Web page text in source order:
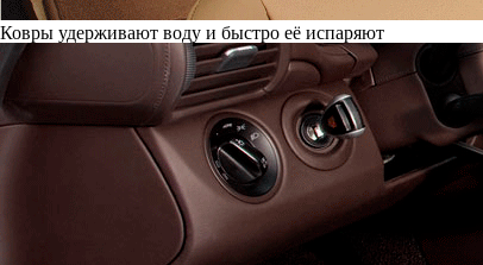
Ковры удерживают воду и быстро её испаряют